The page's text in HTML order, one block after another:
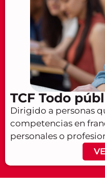
TCF Todo
Dirigido a personas
competencias en
personales o